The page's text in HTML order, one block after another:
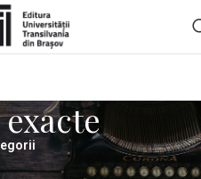
Afișez 1 - 12 din 31 de rezultate